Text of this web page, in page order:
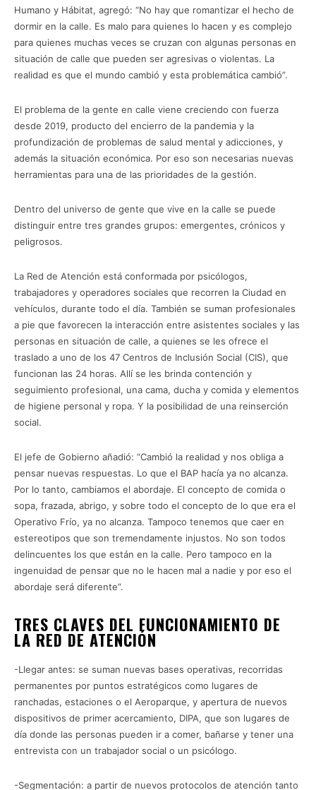
Humano y Hábitat, agregó: “No hay que romantizar el hecho de
dormir en la calle. Es malo para quienes lo hacen y es complejo
para quienes muchas veces se cruzan con algunas personas en
situación de calle que pueden ser agresivas o violentas. La
realidad es que el mundo cambió y esta problemática cambió”.
El problema de la gente en calle viene creciendo con fuerza
desde 2019, producto del encierro de la pandemia y la
profundización de problemas de salud mental y adicciones, y
además la situación económica. Por eso son necesarias nuevas
herramientas para una de las prioridades de la gestión.
Dentro del universo de gente que vive en la calle se puede
distinguir entre tres grandes grupos: emergentes, crónicos y
peligrosos.
La Red de Atención está conformada por psicólogos,
trabajadores y operadores sociales que recorren la Ciudad en
vehículos, durante todo el día. También se suman profesionales
a pie que favorecen la interacción entre asistentes sociales y las
personas en situación de calle, a quienes se les ofrece el
traslado a uno de los 47 Centros de Inclusión Social (CIS), que
funcionan las 24 horas. Allí se les brinda contención y
seguimiento profesional, una cama, ducha y comida y elementos
de higiene personal y ropa. Y la posibilidad de una reinserción
social.
El jefe de Gobierno añadió: “Cambió la realidad y nos obliga a
pensar nuevas respuestas. Lo que el BAP hacía ya no alcanza.
Por lo tanto, cambiamos el abordaje. El concepto de comida o
sopa, frazada, abrigo, y sobre todo el concepto de lo que era el
Operativo Frío, ya no alcanza. Tampoco tenemos que caer en
estereotipos que son tremendamente injustos. No son todos
delincuentes los que están en la calle. Pero tampoco en la
ingenuidad de pensar que no le hacen mal a nadie y por eso el
abordaje será diferente”.
TRES CLAVES DEL FUNCIONAMIENTO DE
LA RED DE ATENCIÓN
-Llegar antes: se suman nuevas bases operativas, recorridas
permanentes por puntos estratégicos como lugares de
ranchadas, estaciones o el Aeroparque, y apertura de nuevos
dispositivos de primer acercamiento, DIPA, que son lugares de
día donde las personas pueden ir a comer, bañarse y tener una
entrevista con un trabajador social o un psicólogo.
-Segmentación: a partir de nuevos protocolos de atención tanto